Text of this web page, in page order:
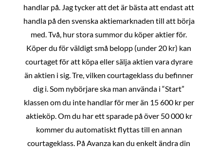
handlar på. Jag tycker att det är bästa att endast att
handla på den svenska aktiemarknaden till att börja
med. Två, hur stora summor du köper aktier för.
Köper du för väldigt små belopp (under 20 kr) kan
courtaget för att köpa eller sälja aktien vara dyrare
än aktien i sig. Tre, vilken courtageklass du befinner
dig i. Som nybörjare ska man använda i “Start”
klassen om du inte handlar för mer än 15 600 kr per
aktieköp. Om du har ett sparade på över 50 000 kr
kommer du automatiskt flyttas till en annan
courtageklass. På Avanza kan du enkelt ändra din